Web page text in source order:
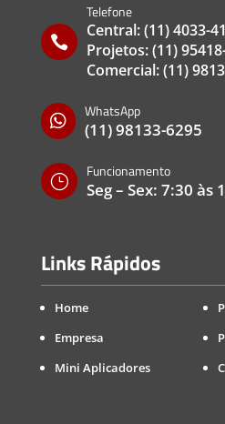

Telefone
Central:(11) 4033-
Projetos:(11)
Comercial:(11)

WhatsApp
(11) 98133-6295
}
Funcionamento
Seg – Sex: 7:30 às
Links Rápidos
Home
Empresa
Mini Aplicadores